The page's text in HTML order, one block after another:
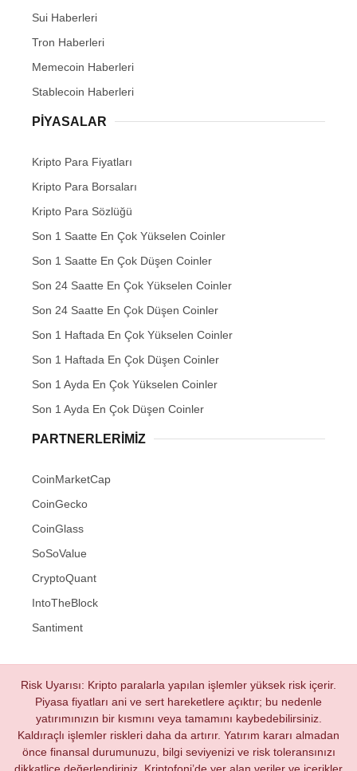
Sui Haberleri
Tron Haberleri
Memecoin Haberleri
Stablecoin Haberleri
PIYASALAR
Kripto Para Fiyatları
Kripto Para Borsaları
Kripto Para Sözlüğü
Son 1 Saatte En Çok Yükselen Coinler
Son 1 Saatte En Çok Düşen Coinler
Son 24 Saatte En Çok Yükselen Coinler
Son 24 Saatte En Çok Düşen Coinler
Son 1 Haftada En Çok Yükselen Coinler
Son 1 Haftada En Çok Düşen Coinler
Son 1 Ayda En Çok Yükselen Coinler
Son 1 Ayda En Çok Düşen Coinler
PARTNERLERIMIZ
CoinMarketCap
CoinGecko
CoinGlass
SoSoValue
CryptoQuant
IntoTheBlock
Santiment
Risk Uyarısı: Kripto paralarla yapılan işlemler yüksek risk içerir.
Piyasa fiyatları ani ve sert hareketlere açıktır; bu nedenle
yatırımınızın bir kısmını veya tamamını kaybedebilirsiniz.
Kaldıraçlı işlemler riskleri daha da artırır. Yatırım kararı almadan
önce finansal durumunuzu, bilgi seviyenizi ve risk toleransınızı